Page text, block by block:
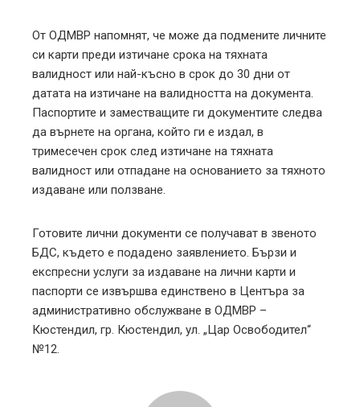
От ОДМВР напомнят, че може да подмените личните
си карти преди изтичане срока на тяхната
валидност или най-късно в срок до 30 дни от
датата на изтичане на валидността на документа.
Паспортите и заместващите ги документите следва
да върнете на органа, който ги е издал, в
тримесечен срок след изтичане на тяхната
валидност или отпадане на основанието за тяхното
издаване или ползване.
Готовите лични документи се получават в звеното
БДС, където е подадено заявлението. Бързи и
експресни услуги за издаване на лични карти и
паспорти се извършва единствено в Центъра за
административно обслужване в ОДМВР –
Кюстендил, гр. Кюстендил, ул. „Цар Освободител“
№12.